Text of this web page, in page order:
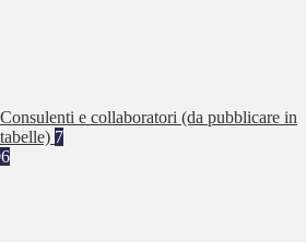
Consulenti e collaboratori (da pubblicare in
tabelle) 7